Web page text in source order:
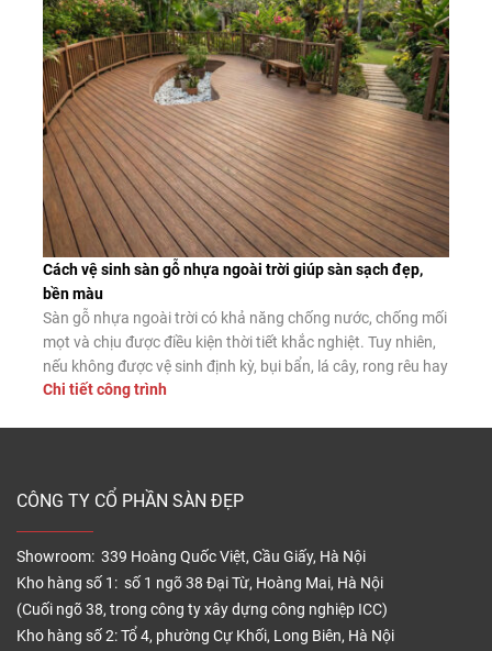
tự nhiên và giàn […]
Cách vệ sinh sàn gỗ nhựa ngoài trời giúp sàn sạch đẹp,
bền màu
Sàn gỗ nhựa ngoài trời có khả năng chống nước, chống mối
mọt và chịu được điều kiện thời tiết khắc nghiệt. Tuy nhiên,
nếu không được vệ sinh định kỳ, bụi bẩn, lá cây, rong rêu hay
dầu mỡ vẫn có thể tích tụ trên bề mặt, làm giảm tính thẩm
Chi tiết công trình
CÔNG TY CỔ PHẦN SÀN ĐẸP
Showroom: 339 Hoàng Quốc Việt, Cầu Giấy, Hà Nội
Kho hàng số 1: số 1 ngõ 38 Đại Từ, Hoàng Mai, Hà Nội
(Cuối ngõ 38, trong công ty xây dựng công nghiệp ICC)
Kho hàng số 2: Tổ 4, phường Cự Khối, Long Biên, Hà Nội